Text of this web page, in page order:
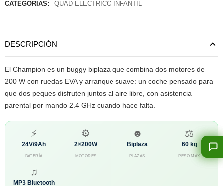
CATEGORÍAS: QUAD ELÉCTRICO INFANTIL
DESCRIPCIÓN
El Champion es un buggy biplaza que combina dos motores de
200 W con ruedas EVA y arranque suave: un coche pensado para
que dos peques disfruten juntos al aire libre, con asistencia
parental por mando 2.4 GHz cuando hace falta.
⚡
24V/9Ah
BATERÍA
⚙
2×200W
MOTORES
☻
Biplaza
PLAZAS
⚖
60 kg
PESO MÁX
♫
MP3 Bluetooth